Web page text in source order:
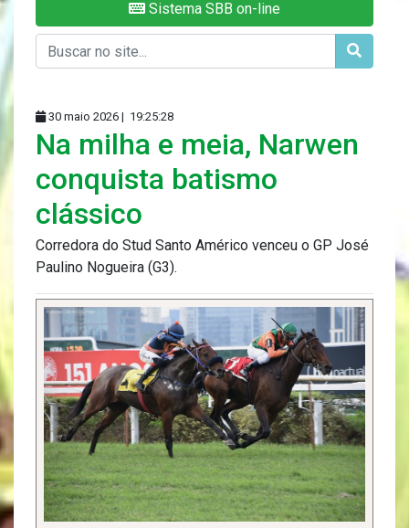
Sistema SBB on-line
30 maio 2026 | 19:25:28
Na milha e meia, Narwen
conquista batismo
clássico
Corredora do Stud Santo Américo venceu o GP José
Paulino Nogueira (G3).